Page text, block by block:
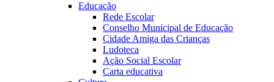
Educação
Rede Escolar
Conselho Municipal de Educação
Cidade Amiga das Crianças
Ludoteca
Ação Social Escolar
Carta educativa